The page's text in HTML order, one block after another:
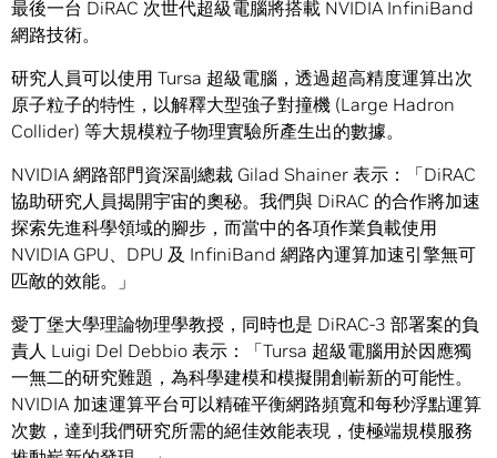
最後一台 DiRAC 次世代超級電腦將搭載 NVIDIA InfiniBand
網路技術。
研究人員可以使用 Tursa 超級電腦，透過超高精度運算出次
原子粒子的特性，以解釋大型強子對撞機 (Large Hadron
Collider) 等大規模粒子物理實驗所產生出的數據。
NVIDIA 網路部門資深副總裁 Gilad Shainer 表示：「DiRAC
協助研究人員揭開宇宙的奧秘。我們與 DiRAC 的合作將加速
探索先進科學領域的腳步，而當中的各項作業負載使用
NVIDIA GPU、DPU 及 InfiniBand 網路內運算加速引擎無可
匹敵的效能。」
愛丁堡大學理論物理學教授，同時也是 DiRAC-3 部署案的負
責人 Luigi Del Debbio 表示：「Tursa 超級電腦用於因應獨
一無二的研究難題，為科學建模和模擬開創嶄新的可能性。
NVIDIA 加速運算平台可以精確平衡網路頻寬和每秒浮點運算
次數，達到我們研究所需的絕佳效能表現，使極端規模服務